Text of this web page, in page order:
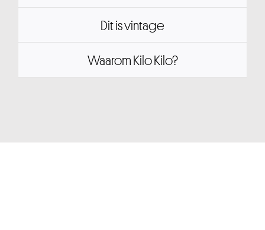
Dit is vintage
Waarom Kilo Kilo?